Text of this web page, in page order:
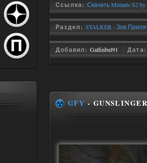
Ссылка: Скачать Mutants S2 by
Раздел: STALKER - Зов
Добавил: Galfinbul91
GFY -